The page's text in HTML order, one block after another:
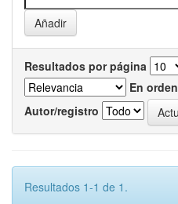
Resultados por página
En orden
Autor/registro
Resultados 1-1 de 1.